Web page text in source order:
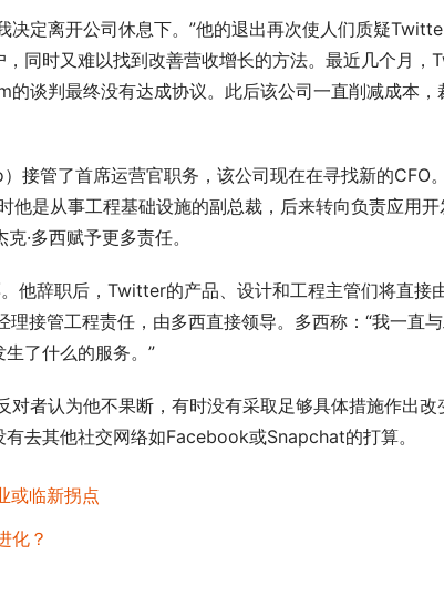
定离开公司休息下。”他的退出再次使人们质疑
同时又难以找到改善营收增长的方法。最近几个月，
谈判最终没有达成协议。此后该公司一直削减成本，
接管了首席运营官职务，该公司现在在寻找新的CFO
是从事工程基础设施的副总裁，后来转向负责应用
·多西赋予更多责任。
他辞职后，Twitter的产品、设计和工程主管们将直接
接管工程责任，由多西直接领导。多西称：“我一直
了什么的服务。”
者认为他不果断，有时没有采取足够具体措施作出改
去其他社交网络如Facebook或Snapchat的打算。
或临新拐点
化？